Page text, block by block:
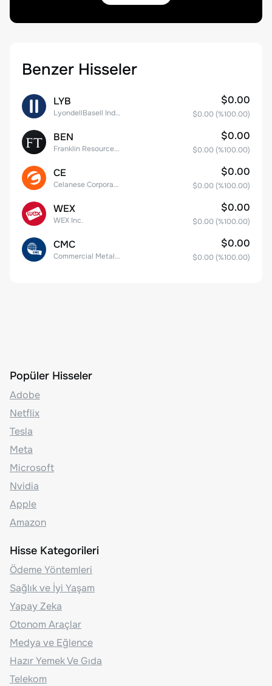
Benzer Hisseler
LYB
LyondellBasell Industries N.V. Class A
$0.00
$0.00 (%100.00)
BEN
Franklin Resources, Inc.
$0.00
$0.00 (%100.00)
CE
Celanese Corporation Common Stock
$0.00
$0.00 (%100.00)
WEX
WEX Inc.
$0.00
$0.00 (%100.00)
CMC
Commercial Metals Company
$0.00
$0.00 (%100.00)
Popüler Hisseler
Adobe
Netflix
Tesla
Meta
Microsoft
Nvidia
Apple
Amazon
Hisse Kategorileri
Ödeme Yöntemleri
Sağlık ve İyi Yaşam
Yapay Zeka
Otonom Araçlar
Medya ve Eğlence
Hazır Yemek Ve Gıda
Telekom